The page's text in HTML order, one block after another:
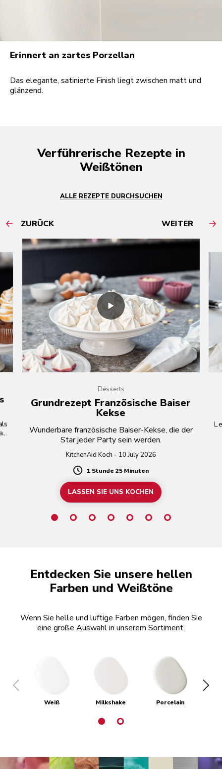
Erinnert an zartes Porzellan
Das elegante, satinierte Finish liegt zwischen matt und
glänzend.
Verführerische Rezepte in
Weißtönen
ALLE REZEPTE DURCHSUCHEN
ZURÜCK WEITER
Desserts
Grundrezept Französische Baiser
Kekse
Wunderbare französische Baiser-Kekse, die der
Star jeder Party sein werden.
KitchenAid Koch - 10 July 2026
Duration
1 Stunde 25 Minuten
LASSEN SIE UNS KOCHEN
Entdecken Sie unsere hellen
Farben und Weißtöne
Wenn Sie helle und luftige Farben mögen, finden Sie
eine große Auswahl in unserem Sortiment.
Weiß Milkshake Porcelain